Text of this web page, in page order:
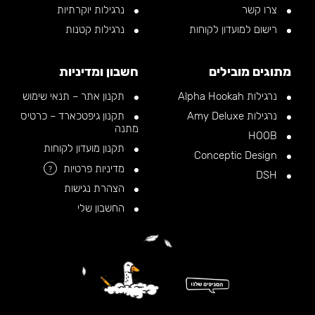
צרו קשר
רישום למועדון לקוחות
נרגילות יוקרתיות
נרגילות קטנות
מתוגים מובילים
נרגילות Alpha Hookah
נרגילות Amy Deluxe
חשבון ומדיניות
תקנון אתר – תנאי שימוש
תקנון גיפטכארד – כרטיס
מתנה
תקנון מועדון לקוחות
מדיניות פרטיות
?
הצהרת נגישות
החשבון שלי